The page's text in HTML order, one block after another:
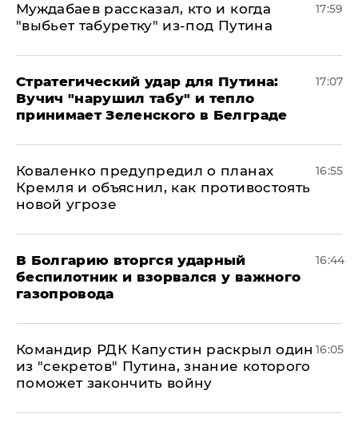
Муждабаев рассказал, кто и когда
"выбьет табуретку" из-под Путина
17:59
Стратегический удар для Путина:
Вучич "нарушил табу" и тепло
принимает Зеленского в Белграде
17:07
Коваленко предупредил о планах
Кремля и объяснил, как противостоять
новой угрозе
16:55
В Болгарию вторгся ударный
беспилотник и взорвался у важного
газопровода
16:44
Командир РДК Капустин раскрыл один
из "секретов" Путина, знание которого
поможет закончить войну
16:05